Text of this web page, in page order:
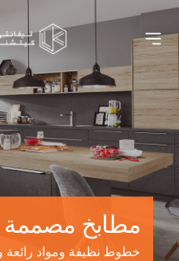
مطابخ مصممة
خطوط نظيفة ومواد